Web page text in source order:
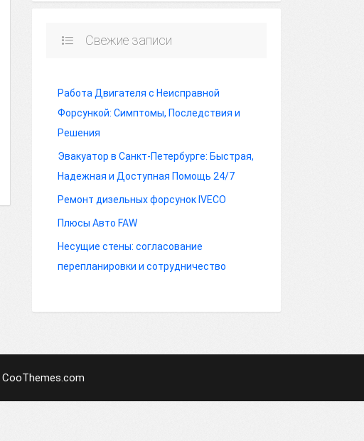
Свежие записи
Работа Двигателя с Неисправной
Форсункой: Симптомы, Последствия и
Решения
Эвакуатор в Санкт-Петербурге: Быстрая,
Надежная и Доступная Помощь 24/7
Ремонт дизельных форсунок IVECO
Плюсы Авто FAW
Несущие стены: согласование
перепланировки и сотрудничество
CooThemes.com